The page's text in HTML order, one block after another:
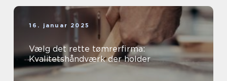
16. januar 2025
Vælg det rette tømrerfirma:
Kvalitetshåndværk der holder